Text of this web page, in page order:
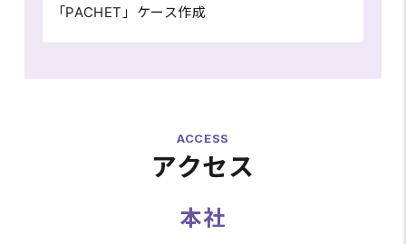
「PACHET」ケース作成
アクセス
ACCESS
本社